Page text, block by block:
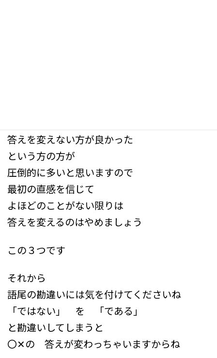
答えを変えない方が良かった
という方の方が
圧倒的に多いと思いますので
最初の直感を信じて
よほどのことがない限りは
答えを変えるのはやめましょう
この３つです
それから
語尾の勘違いには気を付けてくださいね
「ではない」 を 「である」
と勘違いしてしまうと
〇✕の 答えが変わっちゃいますからね